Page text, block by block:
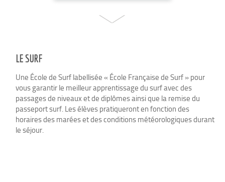
LE SURF
Une École de Surf labellisée « École Française de Surf » pour
vous garantir le meilleur apprentissage du surf avec des
passages de niveaux et de diplômes ainsi que la remise du
passeport surf. Les élèves pratiqueront en fonction des
horaires des marées et des conditions météorologiques durant
le séjour.